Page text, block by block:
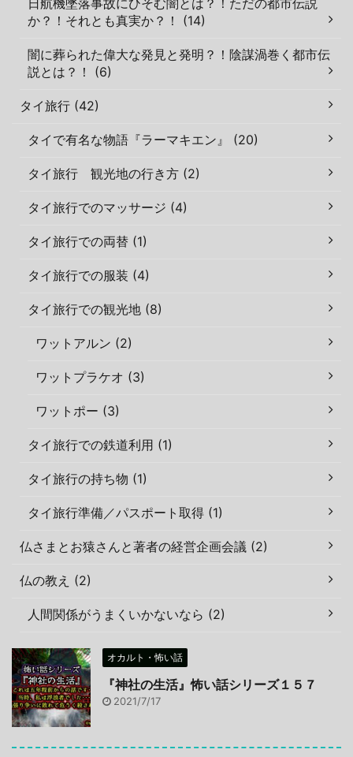
か？！それとも真実か？！ (14)
闇に葬られた偉大な発見と発明？！陰謀渦巻く都市伝
説とは？！ (6)
タイ旅行 (42)
タイで有名な物語『ラーマキエン』 (20)
タイ旅行 観光地の行き方 (2)
タイ旅行でのマッサージ (4)
タイ旅行での両替 (1)
タイ旅行での服装 (4)
タイ旅行での観光地 (8)
ワットアルン (2)
ワットプラケオ (3)
ワットポー (3)
タイ旅行での鉄道利用 (1)
タイ旅行の持ち物 (1)
タイ旅行準備／パスポート取得 (1)
仏さまとお猿さんと著者の経営企画会議 (2)
仏の教え (2)
人間関係がうまくいかないなら (2)
オカルト・怖い話
『神社の生活』怖い話シリーズ１５７
2021/7/17